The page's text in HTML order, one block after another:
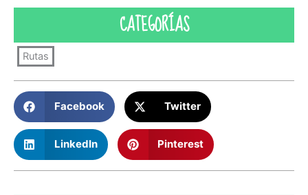
CATEGORÍAS
Rutas
Facebook Twitter
LinkedIn Pinterest